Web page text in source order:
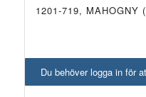
1201-719, MAHOGNY
Du behöver logga in för